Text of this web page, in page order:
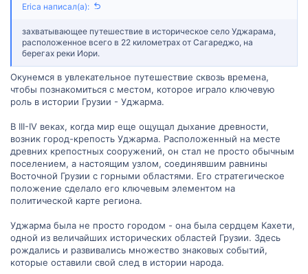
Erica написал(а):
захватывающее путешествие в историческое село Уджарама,
расположенное всего в 22 километрах от Сагареджо, на
берегах реки Иори.
Окунемся в увлекательное путешествие сквозь времена,
чтобы познакомиться с местом, которое играло ключевую
роль в истории Грузии - Уджарма.
В III-IV веках, когда мир еще ощущал дыхание древности,
возник город-крепость Уджарма. Расположенный на месте
древних крепостных сооружений, он стал не просто обычным
поселением, а настоящим узлом, соединявшим равнины
Восточной Грузии с горными областями. Его стратегическое
положение сделало его ключевым элементом на
политической карте региона.
Уджарма была не просто городом - она была сердцем Кахети,
одной из величайших исторических областей Грузии. Здесь
рождались и развивались множество знаковых событий,
которые оставили свой след в истории народа.